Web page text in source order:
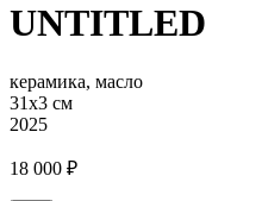
UNTITLED
керамика, масло
31х3 см
2025
18 000 ₽